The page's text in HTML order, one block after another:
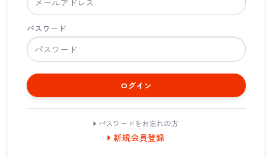
パスワード
ログイン
パスワードをお忘れの方
新規会員登録